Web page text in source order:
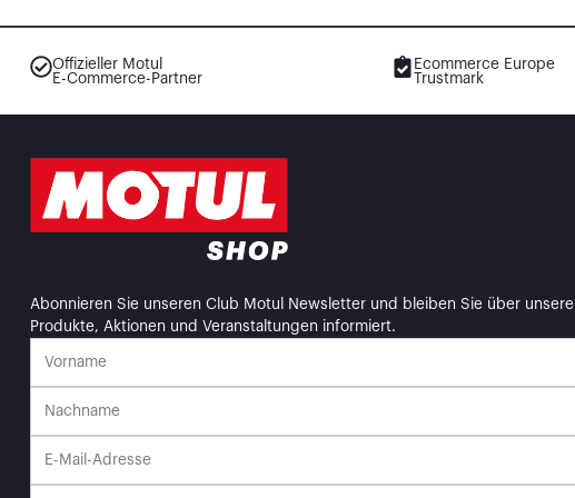
Offizieller Motul
E-Commerce-Partner
Ecommerce Europe
Trustmark
Abonnieren Sie unseren Club Motul Newsletter und bleiben Sie über unsere
Produkte, Aktionen und Veranstaltungen informiert.